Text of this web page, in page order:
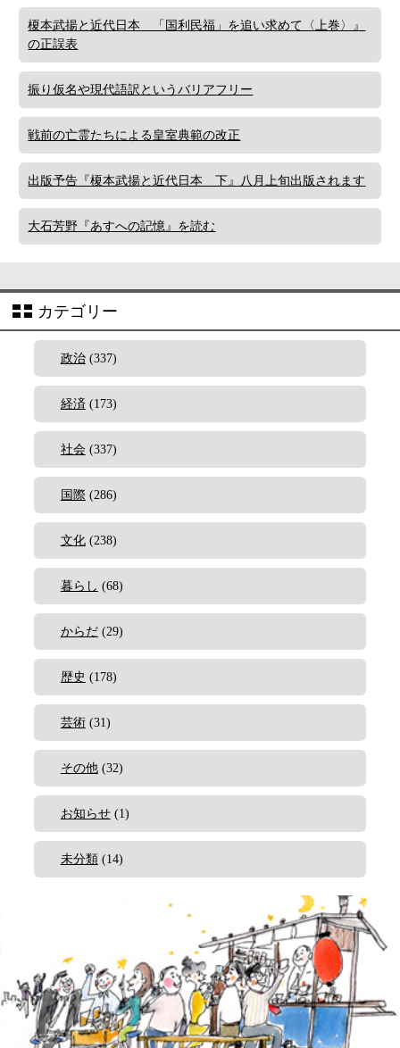
榎本武揚と近代日本 「国利民福」を追い求めて〈上巻〉』
の正誤表
振り仮名や現代語訳というバリアフリー
戦前の亡霊たちによる皇室典範の改正
出版予告『榎本武揚と近代日本 下』八月上旬出版されます
大石芳野『あすへの記憶』を読む
カテゴリー
政治(337)
経済(173)
社会(337)
国際 (286)
文化(238)
暮らし (68)
からだ(29)
歴史 (178)
芸術(31)
その他(32)
お知らせ(1)
未分類(14)